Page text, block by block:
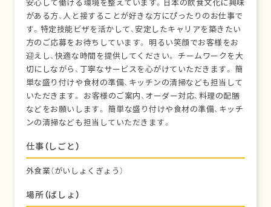
安心して働ける環境を整えています。日本の飲食文化に興味
がある方、人と接することが好きな方にぴったりのお仕事で
す。特定技能ビザを活かして、安定したキャリアを築きたい
方のご応募をお待ちしています。 明るい笑顔でお客様をお
迎えし、快適な時間を提供してください。 チームワークを大
切にしながら、丁寧なサービスを心がけていただきます。 簡
単な盛り付けや食材の準備、キッチンの清掃なども担当して
いただきます。 お客様のご案内、オーダー対応、料理の配膳
などをお願いします。 簡単な盛り付けや食材の準備、キッチ
ンの清掃なども担当していただきます。
仕事（しごと）
外食業（がいしょくぎょう）
場所（ばしょ）